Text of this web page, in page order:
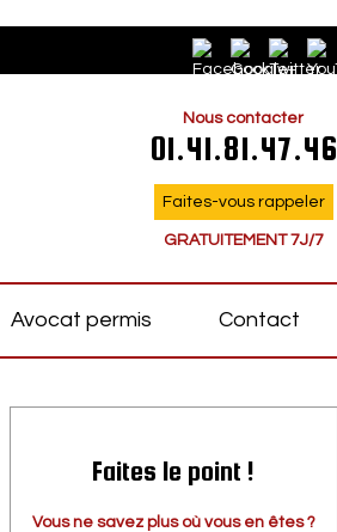
Nous contacter
01.41.81.47.46
Faites-vous rappeler
GRATUITEMENT 7J/7
Avocat permis Contact
Faites le point !
Vous ne savez plus où vous en êtes ?